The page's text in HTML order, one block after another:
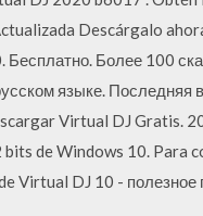
Descárgalo
Более 100
языке. Последняя
Virtual DJ Gratis.
bits de Windows 10. Para
Virtual DJ 10 -